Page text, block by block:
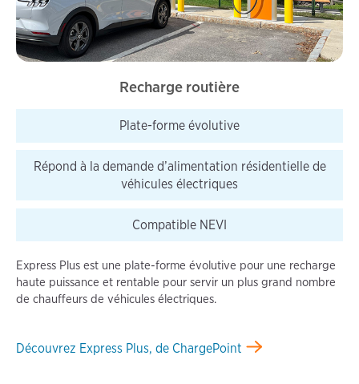
Recharge routière
Plate-forme évolutive
Répond à la demande d’alimentation résidentielle de
véhicules électriques
Compatible NEVI
Express Plus est une plate-forme évolutive pour une recharge
haute puissance et rentable pour servir un plus grand nombre
de chauffeurs de véhicules électriques.
Découvrez Express Plus, de ChargePoint